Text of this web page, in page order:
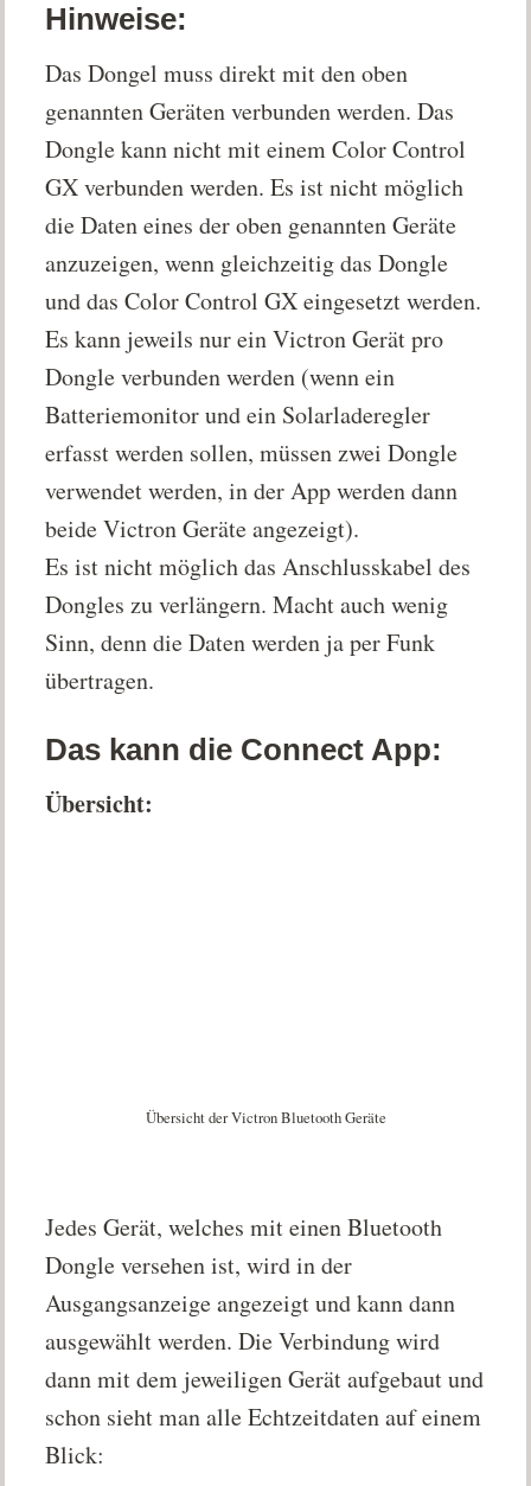
Hinweise:
Das Dongel muss direkt mit den oben
genannten Geräten verbunden werden. Das
Dongle kann nicht mit einem Color Control
GX verbunden werden. Es ist nicht möglich
die Daten eines der oben genannten Geräte
anzuzeigen, wenn gleichzeitig das Dongle
und das Color Control GX eingesetzt werden.
Es kann jeweils nur ein Victron Gerät pro
Dongle verbunden werden (wenn ein
Batteriemonitor und ein Solarladeregler
erfasst werden sollen, müssen zwei Dongle
verwendet werden, in der App werden dann
beide Victron Geräte angezeigt).
Es ist nicht möglich das Anschlusskabel des
Dongles zu verlängern. Macht auch wenig
Sinn, denn die Daten werden ja per Funk
übertragen.
Das kann die Connect App:
Übersicht:
Übersicht der Victron Bluetooth Geräte
Jedes Gerät, welches mit einen Bluetooth
Dongle versehen ist, wird in der
Ausgangsanzeige angezeigt und kann dann
ausgewählt werden. Die Verbindung wird
dann mit dem jeweiligen Gerät aufgebaut und
schon sieht man alle Echtzeitdaten auf einem
Blick: